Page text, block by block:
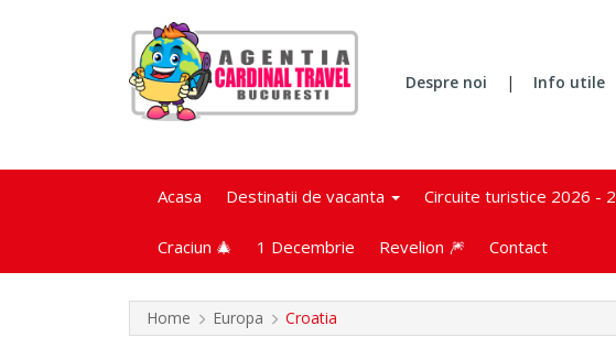
Despre noi | Info utile
Acasa Destinatii de vacanta Circuite turistice 2026 -
Craciun 🎄 1 Decembrie Revelion 🎆 Contact
Home Europa Croatia